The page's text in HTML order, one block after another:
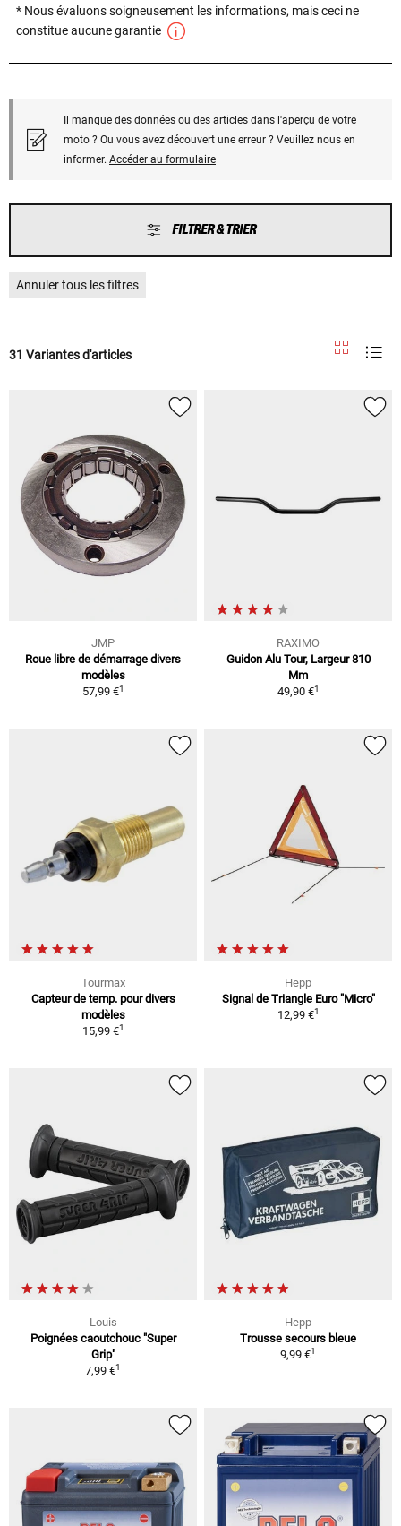
* Nous évaluons soigneusement les informations, mais ceci ne
constitue aucune garantie
Il manque des données ou des articles dans l'aperçu de votre
moto ? Ou vous avez découvert une erreur ? Veuillez nous en
informer. Accéder au formulaire
FILTRER & TRIER
Annuler tous les filtres
31 Variantes d'articles
JMP
Roue libre de démarrage divers
modèles
57,99 €1
RAXIMO
Guidon Alu Tour, Largeur 810
Mm
49,90 €1
Tourmax
Capteur de temp. pour divers
modèles
15,99 €1
Hepp
Signal de Triangle Euro "Micro"
12,99 €1
Louis
Poignées caoutchouc "Super
Grip"
7,99 €1
Hepp
Trousse secours bleue
9,99 €1